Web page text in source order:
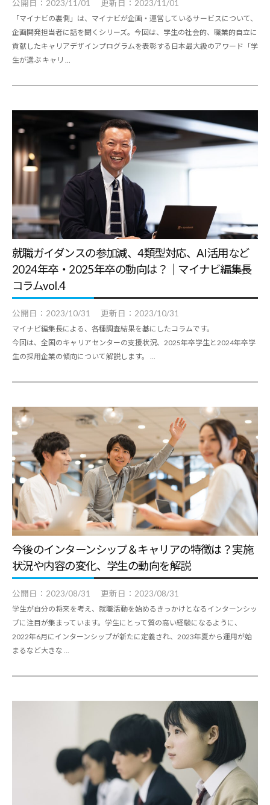
公開日： 2023/11/01 更新日： 2023/11/01
「マイナビの裏側」は、マイナビが企画・運営しているサービスについて、
企画開発担当者に話を聞くシリーズ。今回は、学生の社会的、職業的自立に
貢献したキャリアデザインプログラムを表彰する日本最大級のアワード「学
生が選ぶ キャリ ...
就職ガイダンスの参加減、4類型対応、AI活用など
2024年卒・2025年卒の動向は？｜マイナビ編集長
コラムvol.4
公開日： 2023/10/31 更新日： 2023/10/31
マイナビ編集長による、各種調査結果を基にしたコラムです。
今回は、全国のキャリアセンターの支援状況、2025年卒学生と2024年卒学
生の採用企業の傾向について解説します。 ...
今後のインターンシップ＆キャリアの特徴は？実施
状況や内容の変化、学生の動向を解説
公開日： 2023/08/31 更新日： 2023/08/31
学生が自分の将来を考え、就職活動を始めるきっかけとなるインターンシッ
プに注目が集まっています。学生にとって質の高い経験になるように、
2022年6月にインターンシップが新たに定義され、2023年夏から運用が始
まるなど大きな ...